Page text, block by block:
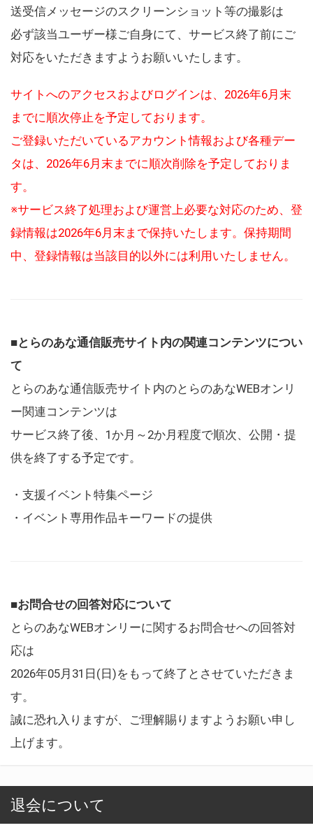
送受信メッセージのスクリーンショット等の撮影は
必ず該当ユーザー様ご自身にて、サービス終了前にご
対応をいただきますようお願いいたします。
サイトへのアクセスおよびログインは、2026年6月末
までに順次停止を予定しております。
ご登録いただいているアカウント情報および各種デー
タは、2026年6月末までに順次削除を予定しておりま
す。
※サービス終了処理および運営上必要な対応のため、登
録情報は2026年6月末まで保持いたします。保持期間
中、登録情報は当該目的以外には利用いたしません。
■とらのあな通信販売サイト内の関連コンテンツについ
て
とらのあな通信販売サイト内のとらのあなWEBオンリ
ー関連コンテンツは
サービス終了後、1か月～2か月程度で順次、公開・提
供を終了する予定です。
・支援イベント特集ページ
・イベント専用作品キーワードの提供
■お問合せの回答対応について
とらのあなWEBオンリーに関するお問合せへの回答対
応は
2026年05月31日(日)をもって終了とさせていただきま
す。
誠に恐れ入りますが、ご理解賜りますようお願い申し
上げます。
退会について